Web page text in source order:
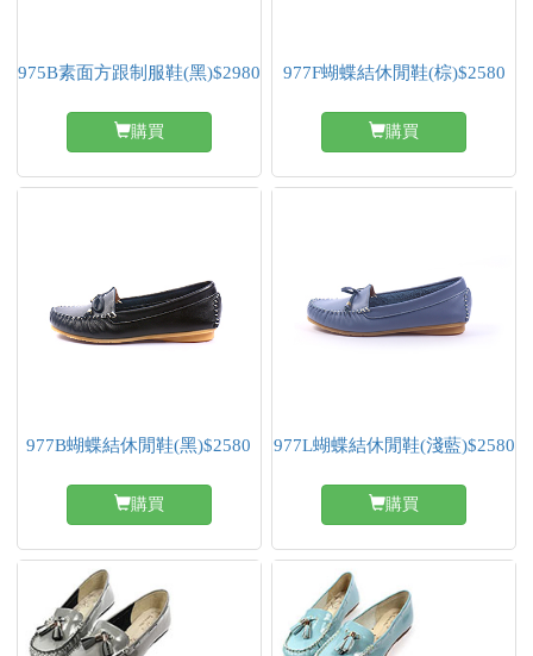
975B素面方跟制服鞋(黑)$2980
購買
977F蝴蝶結休閒鞋(棕)$2580
購買
977B蝴蝶結休閒鞋(黑)$2580
購買
977L蝴蝶結休閒鞋(淺藍)$2580
購買